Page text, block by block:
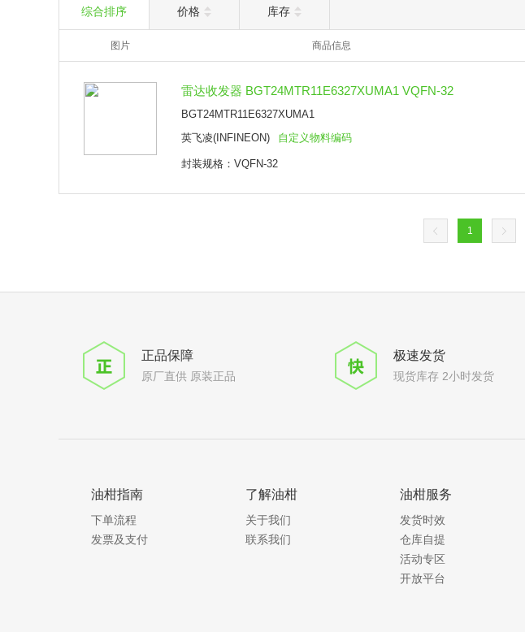
综合排序 价格 库存
图片 商品信息
雷达收发器 BGT24MTR11E6327XUMA1 VQFN-32
BGT24MTR11E6327XUMA1
英飞凌(INFINEON)
自定义物料编码
封装规格：VQFN-32
1
正品保障
原厂直供 原装正品
极速发货
现货库存 2小时发货
油柑指南
下单流程
发票及支付
了解油柑
关于我们
联系我们
油柑服务
发货时效
仓库自提
活动专区
开放平台